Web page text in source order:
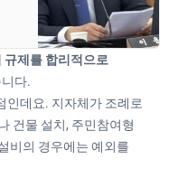
급
제를 합리적으로
다.
인데요. 지자체가 조례로
건물 설치, 주민참여형
비의 경우에는 예외를